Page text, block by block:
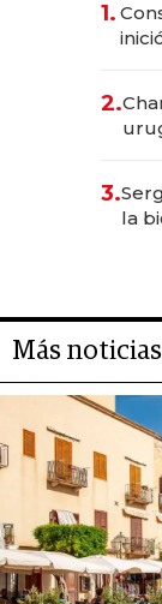
1.
2.
3.
la
Más noticias